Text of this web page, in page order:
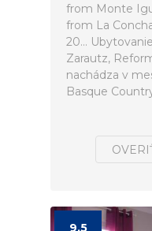
from Monte
from La
20...
Zarautz,
nachádza v
Basque
9.5